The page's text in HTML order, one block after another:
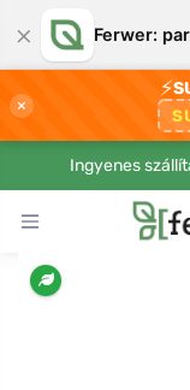
× Ferwer:
×
⚡
Ingyenes